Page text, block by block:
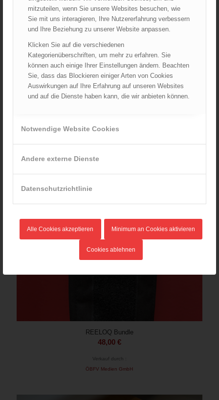
mitzuteilen, wenn Sie unsere Websites besuchen, wie
Sie mit uns interagieren, Ihre Nutzererfahrung verbessern
und Ihre Beziehung zu unserer Website anpassen.
Klicken Sie auf die verschiedenen
Kategorienüberschriften, um mehr zu erfahren. Sie
können auch einige Ihrer Einstellungen ändern. Beachten
Sie, dass das Blockieren einiger Arten von Cookies
Auswirkungen auf Ihre Erfahrung auf unseren Websites
und auf die Dienste haben kann, die wir anbieten können.
Notwendige Website Cookies
Andere externe Dienste
Datenschutzrichtlinie
Alle Cookies akzeptieren Minimum an Cookies aktivieren
Cookies ablehnen
EcoFlow PowerStation Delta 3 Plus
999,00
Ursprünglicher
Preis
659,00 €Aktueller
Preis
Verkauf durch :
REELOQ Bundle
48,00 €
Verkauf durch :
ÖBFV Medien GmbH